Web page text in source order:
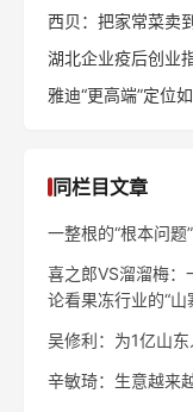
西贝：把家常菜卖
湖北企业疫后创业
雅迪“更高端”定位
同栏目文章
一整根的“根本问题
喜之郎VS溜溜梅
论看果冻行业的“山
吴修利：为1亿山
辛敏琦：生意越来